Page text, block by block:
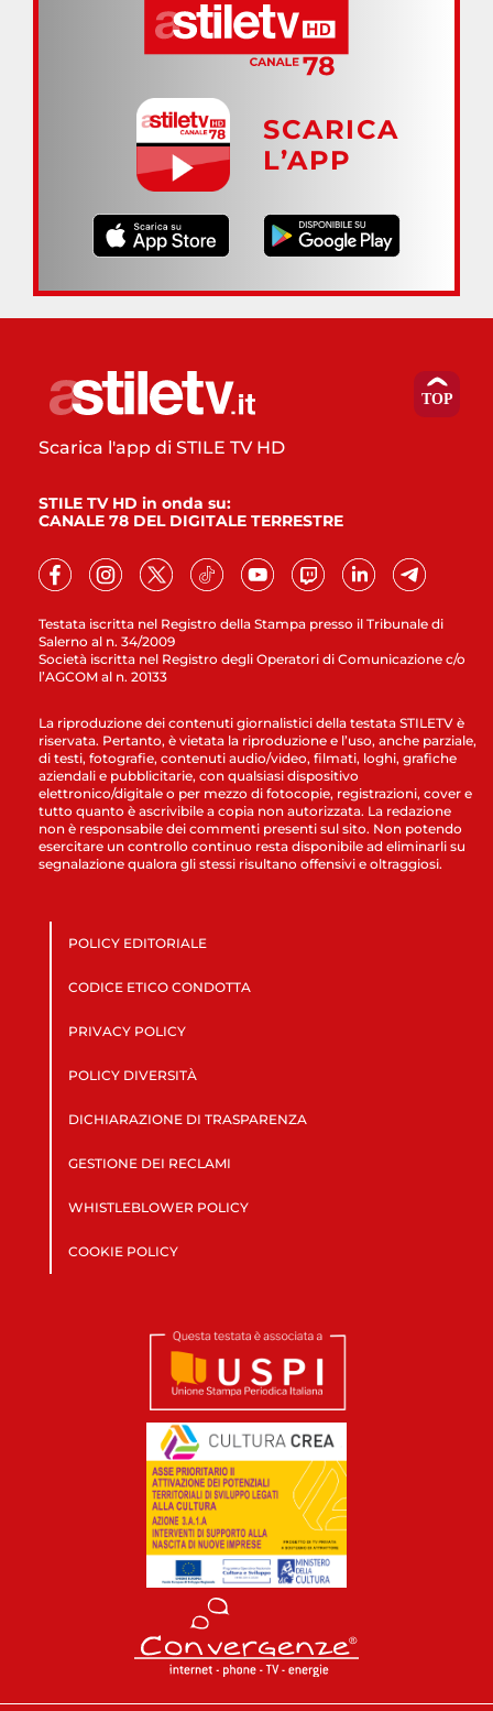
SCARICA
L’APP
Testata iscritta nel Registro della Stampa presso il Tribunale di
Salerno al n. 34/2009
Società iscritta nel Registro degli Operatori di Comunicazione c/o
l’AGCOM al n. 20133
Scarica l'app di STILE TV HD
STILE TV HD in onda su:
CANALE 78 DEL DIGITALE TERRESTRE
La riproduzione dei contenuti giornalistici della testata STILETV è
riservata. Pertanto, è vietata la riproduzione e l’uso, anche parziale,
di testi, fotografie, contenuti audio/video, filmati, loghi, grafiche
aziendali e pubblicitarie, con qualsiasi dispositivo
elettronico/digitale o per mezzo di fotocopie, registrazioni, cover e
tutto quanto è ascrivibile a copia non autorizzata. La redazione
non è responsabile dei commenti presenti sul sito. Non potendo
esercitare un controllo continuo resta disponibile ad eliminarli su
segnalazione qualora gli stessi risultano offensivi e oltraggiosi.
POLICY EDITORIALE
CODICE ETICO CONDOTTA
PRIVACY POLICY
POLICY DIVERSITÀ
DICHIARAZIONE DI TRASPARENZA
GESTIONE DEI RECLAMI
WHISTLEBLOWER POLICY
COOKIE POLICY